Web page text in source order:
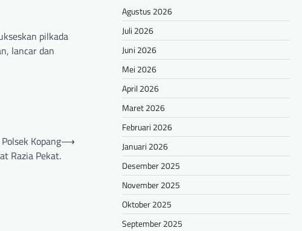
pilkada
lancar dan
Kopang
Razia Pekat.
⟶
Agustus 2026
Juli 2026
Juni 2026
Mei 2026
April 2026
Maret 2026
Februari 2026
Januari 2026
Desember 2025
November 2025
Oktober 2025
September 2025